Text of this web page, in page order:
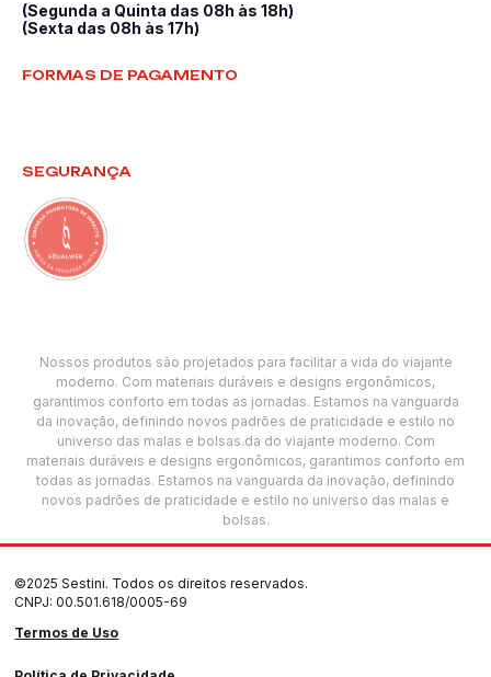
(Segunda a Quinta das 08h às 18h)
(Sexta das 08h às 17h)
FORMAS DE PAGAMENTO
SEGURANÇA
Nossos produtos são projetados para facilitar a vida do viajante
moderno. Com materiais duráveis e designs ergonômicos,
garantimos conforto em todas as jornadas. Estamos na vanguarda
da inovação, definindo novos padrões de praticidade e estilo no
universo das malas e bolsas.da do viajante moderno. Com
materiais duráveis e designs ergonômicos, garantimos conforto em
todas as jornadas. Estamos na vanguarda da inovação, definindo
novos padrões de praticidade e estilo no universo das malas e
bolsas.
©2025 Sestini. Todos os direitos reservados.
CNPJ: 00.501.618/0005-69
Termos de Uso